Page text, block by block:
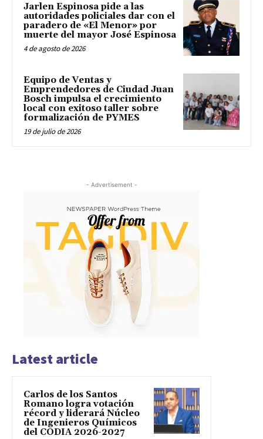
Jarlen Espinosa pide a las
autoridades policiales dar con el
paradero de «El Menor» por
muerte del mayor José Espinosa
4 de agosto de 2026
Equipo de Ventas y
Emprendedores de Ciudad Juan
Bosch impulsa el crecimiento
local con exitoso taller sobre
formalización de PYMES
19 de julio de 2026
- Advertisement -
Latest article
Carlos de los Santos
Romano logra votación
récord y liderará Núcleo
de Ingenieros Químicos
del CODIA 2026-2027